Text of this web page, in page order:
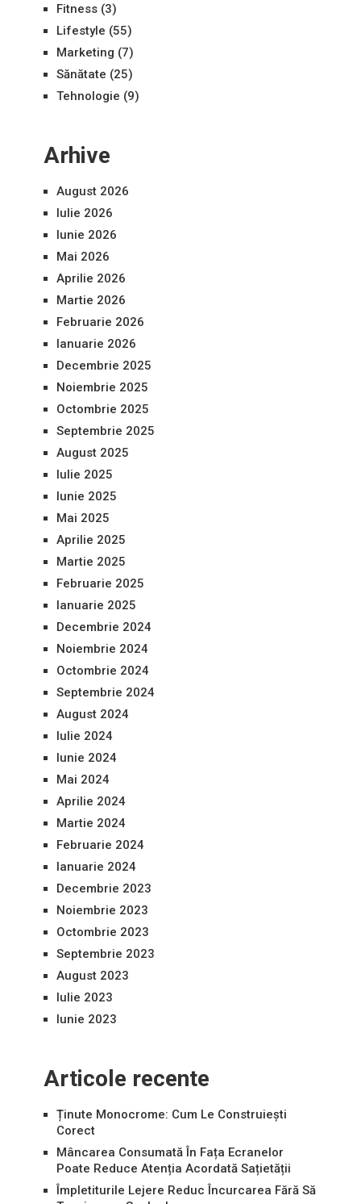
Fitness(3)
Lifestyle (55)
Marketing (7)
Sănătate (25)
Tehnologie (9)
Arhive
August 2026
Iulie 2026
Iunie 2026
Mai 2026
Aprilie 2026
Martie 2026
Februarie 2026
Ianuarie 2026
Decembrie 2025
Noiembrie 2025
Octombrie 2025
Septembrie 2025
August 2025
Iulie 2025
Iunie 2025
Mai 2025
Aprilie 2025
Martie 2025
Februarie 2025
Ianuarie 2025
Decembrie 2024
Noiembrie 2024
Octombrie 2024
Septembrie 2024
August 2024
Iulie 2024
Iunie 2024
Mai 2024
Aprilie 2024
Martie 2024
Februarie 2024
Ianuarie 2024
Decembrie 2023
Noiembrie 2023
Octombrie 2023
Septembrie 2023
August 2023
Iulie 2023
Iunie 2023
Articole recente
Ținute Monocrome: Cum Le Construiești
Corect
Mâncarea Consumată În Fața Ecranelor
Poate Reduce Atenția Acordată Sațietății
Împletiturile Lejere Reduc Încurcarea Fără Să